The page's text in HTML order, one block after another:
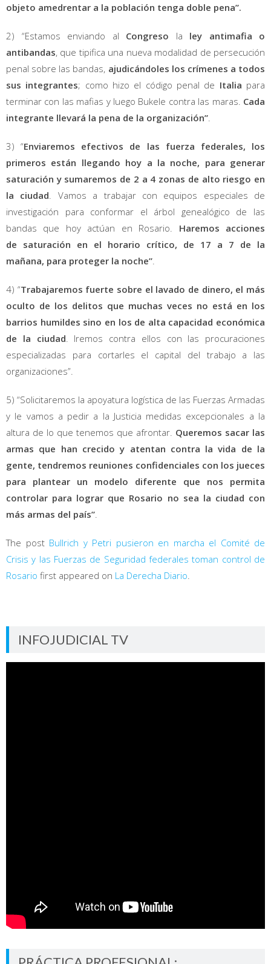
objeto amedrentar a la población tenga doble pena”.
2) “Estamos enviando al Congreso la ley antimafia o
antibandas, que tipifica una nueva modalidad de persecución
penal sobre las bandas, ajudicándoles los crímenes a todos
sus integrantes; como hizo el código penal de Italia para
terminar con las mafias y luego Bukele contra las maras. Cada
integrante llevará la pena de la organización”
3) “Enviaremos efectivos de las fuerza federales, los
primeros están llegando hoy a la noche, para generar
saturación y sumaremos de 2 a 4 zonas de alto riesgo en
la ciudad . Vamos a trabajar con equipos especiales de
investigación para conformar el árbol genealógico de las
bandas que hoy actúan en Rosario. Haremos acciones
de saturación en el horario crítico, de 17 a 7 de la
mañana, para proteger la noche”
4) “Trabajaremos fuerte sobre el lavado de dinero, el más
oculto de los delitos que muchas veces no está en los
barrios humildes sino en los de alta capacidad económica
de la ciudad . Iremos contra ellos con las procuraciones
especializadas para cortarles el capital del trabajo a las
organizaciones”.
5) “Solicitaremos la apoyatura logística de las Fuerzas Armadas
y le vamos a pedir a la Justicia medidas excepcionales a la
altura de lo que tenemos que afrontar. Queremos sacar las
armas que han crecido y atentan contra la vida de la
gente, tendremos reuniones confidenciales con los jueces
para plantear un modelo diferente que nos permita
controlar para lograr que Rosario no sea la ciudad con
más armas del país”
The post Bullrich y Petri pusieron en marcha el Comité de
Crisis y las Fuerzas de Seguridad federales toman control de
Rosario first appeared on La Derecha Diario
INFOJUDICIAL TV